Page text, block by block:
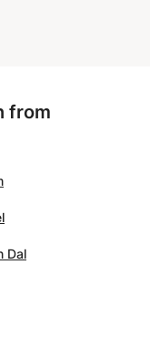
from
Dal